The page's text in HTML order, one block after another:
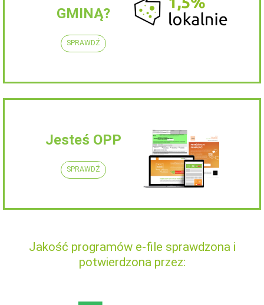
GMINĄ?
SPRAWDŹ
Jesteś OPP
SPRAWDŹ
Jakość programów e-file sprawdzona i
potwierdzona przez: